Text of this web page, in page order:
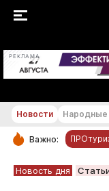
РЕКЛАМА
РУБРИКИ
Новости Народные
Важно:
Новость дня